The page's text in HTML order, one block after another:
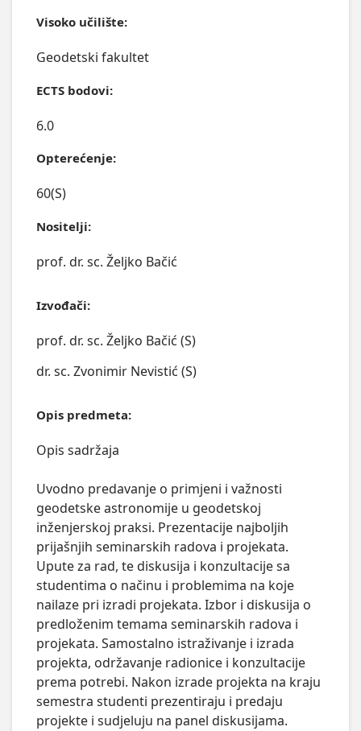
Visoko učilište:
Geodetski fakultet
ECTS bodovi:
6.0
Opterećenje:
60(S)
Nositelji:
prof. dr. sc. Željko Bačić
Izvođači:
prof. dr. sc. Željko Bačić (S)
dr. sc. Zvonimir Nevistić (S)
Opis predmeta:
Opis sadržaja
Uvodno predavanje o primjeni i važnosti
geodetske astronomije u geodetskoj
inženjerskoj praksi. Prezentacije najboljih
prijašnjih seminarskih radova i projekata.
Upute za rad, te diskusija i konzultacije sa
studentima o načinu i problemima na koje
nailaze pri izradi projekata. Izbor i diskusija o
predloženim temama seminarskih radova i
projekata. Samostalno istraživanje i izrada
projekta, održavanje radionice i konzultacije
prema potrebi. Nakon izrade projekta na kraju
semestra studenti prezentiraju i predaju
projekte i sudjeluju na panel diskusijama.